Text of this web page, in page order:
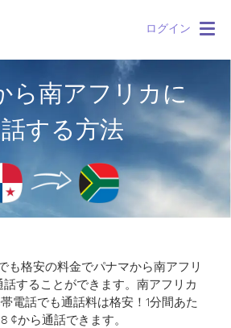
ログイン
ら南アフリカに
する方法
も格安の料金でパナマから南アフリ
することができます。 南アフリカ
電話でも通話料は格安！1分間あた
¢から通話できます。